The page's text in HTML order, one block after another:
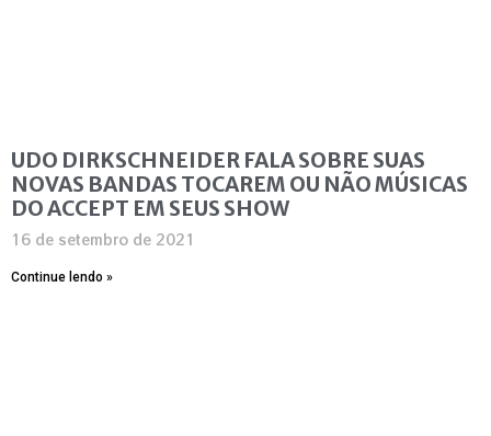
UDO DIRKSCHNEIDER FALA SOBRE SUAS
NOVAS BANDAS TOCAREM OU NÃO MÚSICAS
DO ACCEPT EM SEUS SHOW
16 de setembro de 2021
Continue lendo »